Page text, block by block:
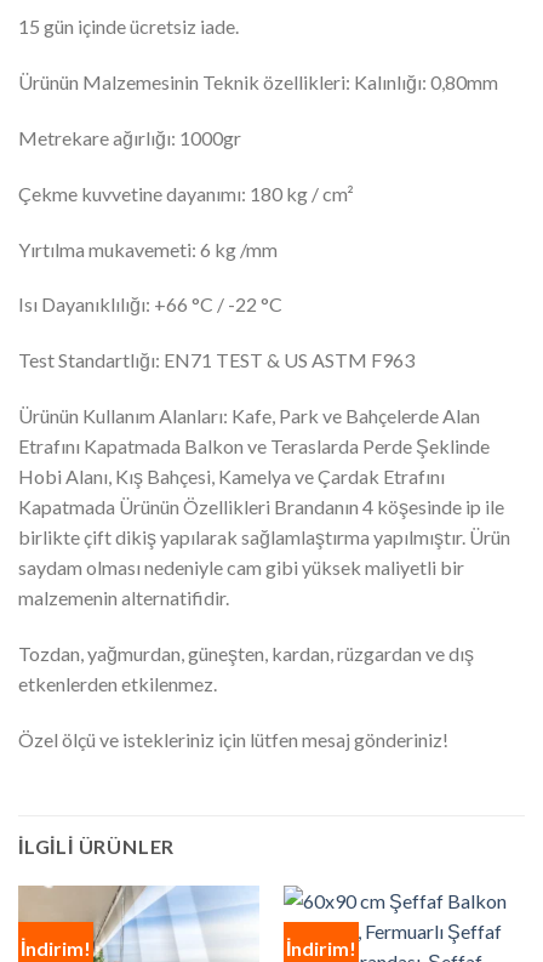
15 gün içinde ücretsiz iade.
Ürünün Malzemesinin Teknik özellikleri: Kalınlığı: 0,80mm
Metrekare ağırlığı: 1000gr
Çekme kuvvetine dayanımı: 180 kg / cm²
Yırtılma mukavemeti: 6 kg /mm
Isı Dayanıklılığı: +66 °C / -22 °C
Test Standartlığı: EN71 TEST & US ASTM F963
Ürünün Kullanım Alanları: Kafe, Park ve Bahçelerde Alan
Etrafını Kapatmada Balkon ve Teraslarda Perde Şeklinde
Hobi Alanı, Kış Bahçesi, Kamelya ve Çardak Etrafını
Kapatmada Ürünün Özellikleri Brandanın 4 köşesinde ip ile
birlikte çift dikiş yapılarak sağlamlaştırma yapılmıştır. Ürün
saydam olması nedeniyle cam gibi yüksek maliyetli bir
malzemenin alternatifidir.
Tozdan, yağmurdan, güneşten, kardan, rüzgardan ve dış
etkenlerden etkilenmez.
Özel ölçü ve istekleriniz için lütfen mesaj gönderiniz!
İLGILI ÜRÜNLER
İndirim! İndirim!